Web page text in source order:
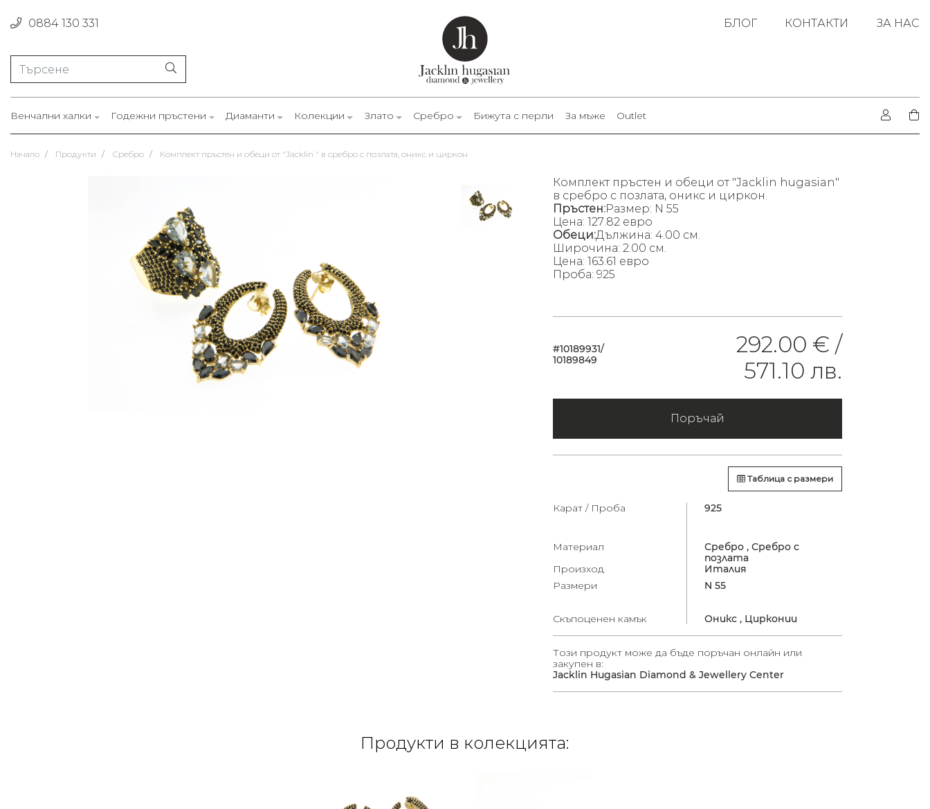
0884 130 331 БЛОГ КОНТАКТИ ЗА НАС
Венчални халки Годежни пръстени Диаманти Колекции Злато Сребро Бижута с перли За мъже Outlet
Начало Продукти Сребро Комплект пръстен и обеци от "Jacklin " в сребро с позлата, оникс и циркон
Комплект пръстен и обеци от "Jacklin hugasian"
в сребро с позлата, оникс и циркон.
Пръстен:Размер: N 55
Цена: 127.82 евро
Обеци:Дължина: 4.00 см.
Широчина: 2.00 см.
Цена: 163.61 евро
Проба: 925
#10189931/
10189849
292.00 € /
571.10 лв.
Поръчай
Таблица с размери
Карат / Проба 925
Материал Сребро , Сребро с
позлата
Произход
Италия
Размери
N 55
Скъпоценен камък Оникс , Цирконии
Този продукт може да бъде поръчан онлайн или
закупен в:
Jacklin Hugasian Diamond & Jewellery Center
Продукти в колекцията: